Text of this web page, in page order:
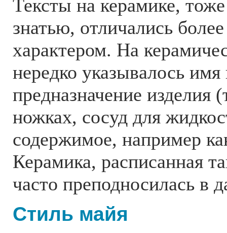
Тексты на керамике,
знатью, отличались
характером. На
нередко указывалось имя
предназначение изделия
ножках, сосуд для
содержимое, например
Керамика, расписанная
часто преподносилась в
Стиль майя